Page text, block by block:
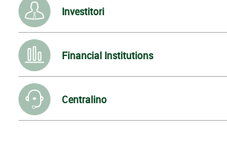
Investitori
Financial Institutions
Centralino